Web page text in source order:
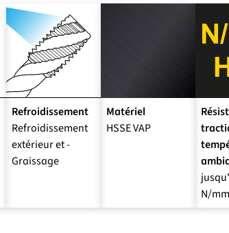
Refroidissement
Refroidissement
extérieur et -
Graissage
Matériel
HSSE VAP
N/